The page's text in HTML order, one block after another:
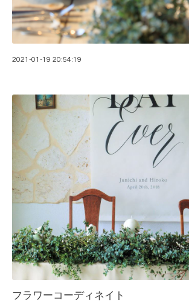
2021-01-19 20:54:19
フラワーコーディネイト